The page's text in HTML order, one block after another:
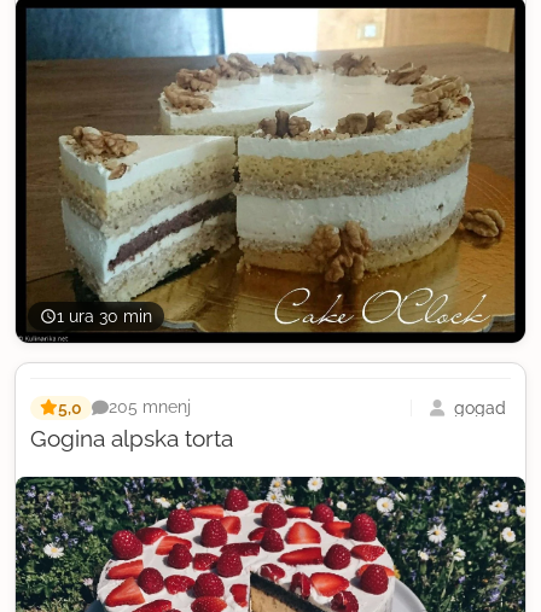
1 ura 30 min
Gogina alpska torta
5,0 205 mnenj gogad